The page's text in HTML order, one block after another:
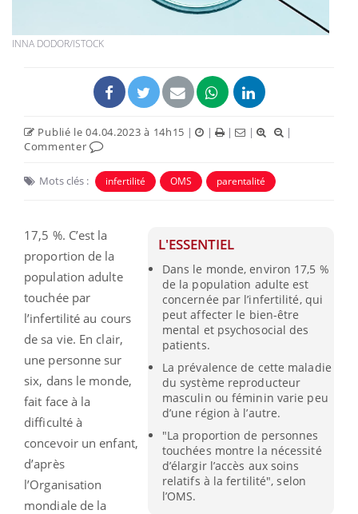
INNA DODOR/ISTOCK
Publié le 04.04.2023 à 14h15 | | | |
|
Commenter
Mots clés : infertilité OMS parentalité
L'ESSENTIEL
Dans le monde, environ 17,5 %
de la population adulte est
concernée par l’infertilité, qui
peut affecter le bien-être
mental et psychosocial des
patients.
La prévalence de cette maladie
du système reproducteur
masculin ou féminin varie peu
d’une région à l’autre.
"La proportion de personnes
touchées montre la nécessité
d’élargir l’accès aux soins
relatifs à la fertilité", selon
l’OMS.
17,5 %. C’est la
proportion de la
population adulte
touchée par
l’infertilité au cours
de sa vie. En clair,
une personne sur
six, dans le monde,
fait face à la
difficulté à
concevoir un enfant,
d’après
l’Organisation
mondiale de la